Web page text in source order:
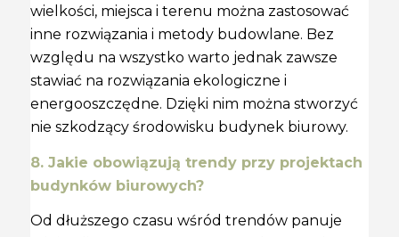
wielkości, miejsca i terenu można zastosować
inne rozwiązania i metody budowlane. Bez
względu na wszystko warto jednak zawsze
stawiać na rozwiązania ekologiczne i
energooszczędne. Dzięki nim można stworzyć
nie szkodzący środowisku budynek biurowy.
8. Jakie obowiązują trendy przy projektach
budynków biurowych?
Od dłuższego czasu wśród trendów panuje